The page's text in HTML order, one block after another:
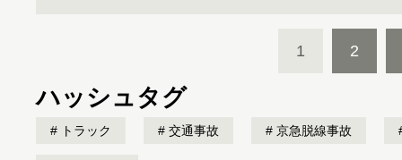
1 2
ハッシュタグ
トラック 交通事故 京急脱線事故